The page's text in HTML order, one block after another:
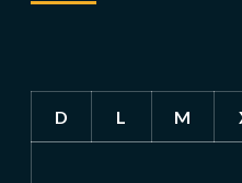
D L M